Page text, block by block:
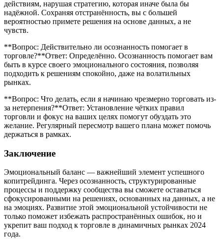
действиям, нарушая стратегию, которая иначе была бы
надёжной. Сохраняя отстранённость, вы с большей
вероятностью примете решения на основе данных, а не
чувств.
**Вопрос: Действительно ли осознанность помогает в
торговле?**Ответ: Определённо. Осознанность помогает вам
быть в курсе своего эмоционального состояния, позволяя
подходить к решениям спокойно, даже на волатильных
рынках​.
**Вопрос: Что делать, если я начинаю чрезмерно торговать из-
за нетерпения?**Ответ: Установление чётких правил
торговли и фокус на ваших целях помогут обуздать это
желание. Регулярный пересмотр вашего плана может помочь
держаться в рамках.
Заключение
Эмоциональный баланс — важнейший элемент успешного
копитрейдинга. Через осознанность, структурированные
процессы и поддержку сообщества вы сможете оставаться
сфокусированными на решениях, основанных на данных, а не
на эмоциях. Развитие этой эмоциональной устойчивости не
только поможет избежать распространённых ошибок, но и
укрепит ваш подход к торговле в динамичных рынках 2024
года.